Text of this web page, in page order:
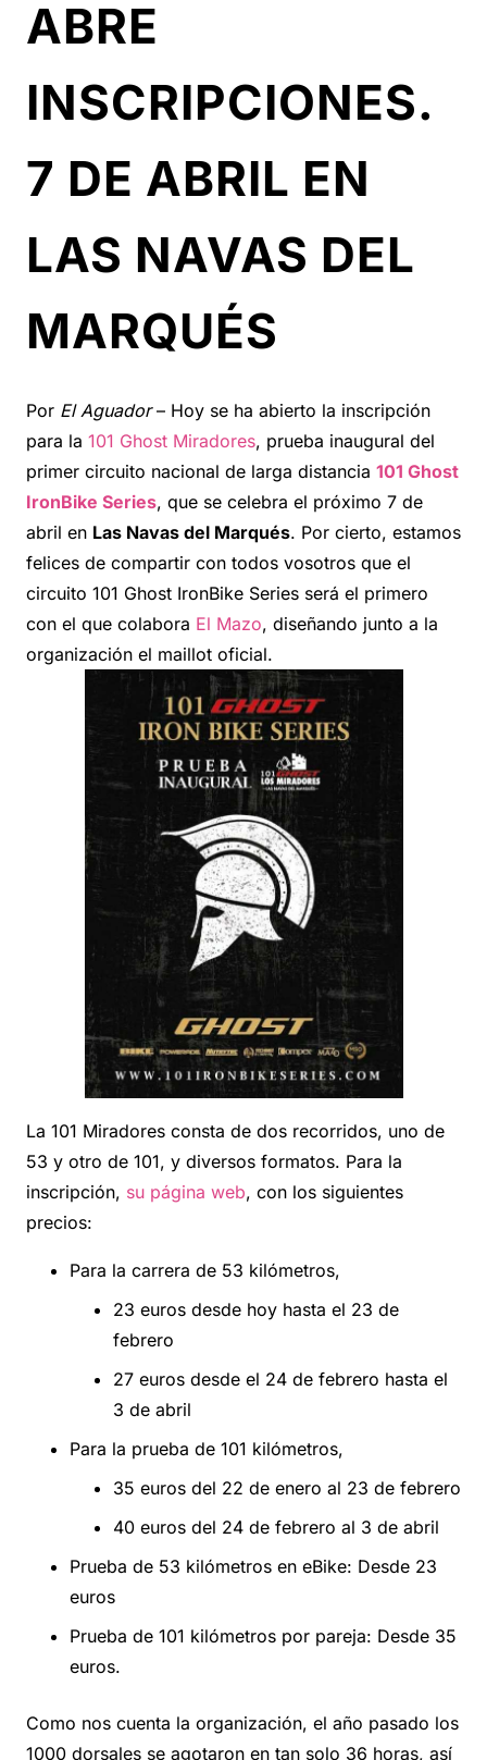
ABRE
INSCRIPCIONES.
7 DE ABRIL EN
LAS NAVAS DEL
MARQUÉS
Por El Aguador– Hoy se ha abierto la inscripción
para la 101 Ghost Miradores, prueba inaugural del
primer circuito nacional de larga distancia 101 Ghost
IronBike Series, que se celebra el próximo 7 de
abril en Las Navas del Marqués. Por cierto, estamos
felices de compartir con todos vosotros que el
circuito 101 Ghost IronBike Series será el primero
con el que colabora El Mazo, diseñando junto a la
organización el maillot oficial.
La 101 Miradores consta de dos recorridos, uno de
53 y otro de 101, y diversos formatos. Para la
inscripción, su página web, con los siguientes
precios:
Para la carrera de 53 kilómetros,
23 euros desde hoy hasta el 23 de
febrero
27 euros desde el 24 de febrero hasta el
3 de abril
Para la prueba de 101 kilómetros,
35 euros del 22 de enero al 23 de febrero
40 euros del 24 de febrero al 3 de abril
Prueba de 53 kilómetros en eBike: Desde 23
euros
Prueba de 101 kilómetros por pareja: Desde 35
euros.
Como nos cuenta la organización, el año pasado los
1000 dorsales se agotaron en tan solo 36 horas, así